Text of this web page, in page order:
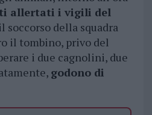
allertati i vigili del
soccorso della squadra
il tombino, privo del
i due cagnolini, due
godono di